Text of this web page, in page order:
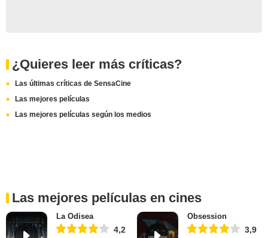
¿Quieres leer más críticas?
Las últimas críticas de SensaCine
Las mejores películas
Las mejores películas según los medios
Las mejores películas en cines
La Odisea
4,2
Obsession
3,9